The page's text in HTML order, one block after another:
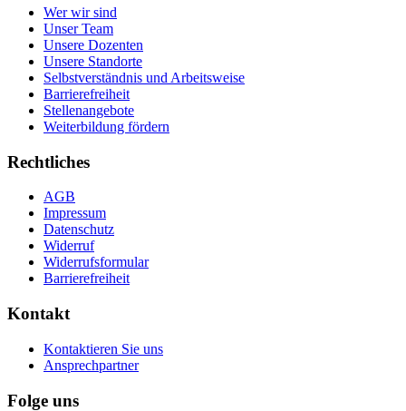
Wer wir sind
Unser Team
Unsere Dozenten
Unsere Standorte
Selbstverständnis und Arbeitsweise
Barrierefreiheit
Stellenangebote
Weiterbildung fördern
Rechtliches
AGB
Impressum
Datenschutz
Widerruf
Widerrufsformular
Barrierefreiheit
Kontakt
Kontaktieren Sie uns
Ansprechpartner
Folge uns